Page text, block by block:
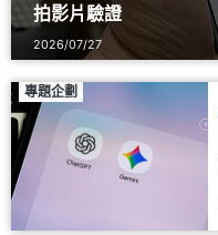
拍影片驗證
2026/07/27
專題企劃